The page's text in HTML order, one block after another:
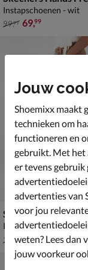
Instapschoenen - wit
van € 99,99 voor €
99,99 69,99
Shabbies
Instapschoenen - beige
van € 169,99 voor
169,99 118, 99
Jouw
Shoemixx maakt
technieken om
functioneren en
gebruikt. Met het
er tevens gebruik
advertenties van
voor jou
weten? Lees dan
jouw voorkeur